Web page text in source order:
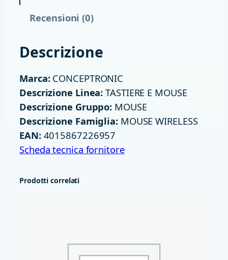
I
C
O
W
I
R
E
L
E
S
Recensioni (0)
Descrizione
Marca:CONCEPTRONIC
Descrizione Linea: TASTIERE E MOUSE
Descrizione Gruppo: MOUSE
Descrizione Famiglia:MOUSE WIRELESS
EAN:4015867226957
Scheda tecnica fornitore
Prodotti correlati